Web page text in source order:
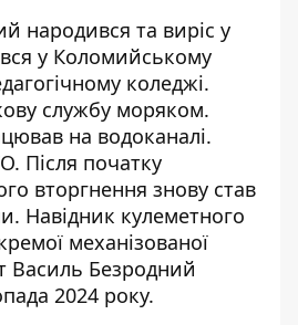
народився та виріс у
у Коломийському
коледжі.
службу моряком.
на водоканалі.
Після початку
вторгнення знову став
Навідник кулеметного
механізованої
Василь Безродний
2024 року.